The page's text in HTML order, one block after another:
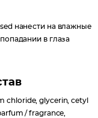
нанести на влажные
в глаза
chloride, glycerin, cetyl
/ fragrance,